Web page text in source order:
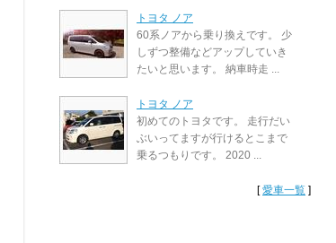
トヨタ ノア
60系ノアから乗り換えです。 少
しずつ整備などアップしていき
たいと思います。 納車時走 ...
トヨタ ノア
初めてのトヨタです。 走行だい
ぶいってますが行けるとこまで
乗るつもりです。 2020 ...
[愛車一覧 ]